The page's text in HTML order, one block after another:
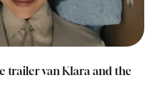
trailer van Klara and the